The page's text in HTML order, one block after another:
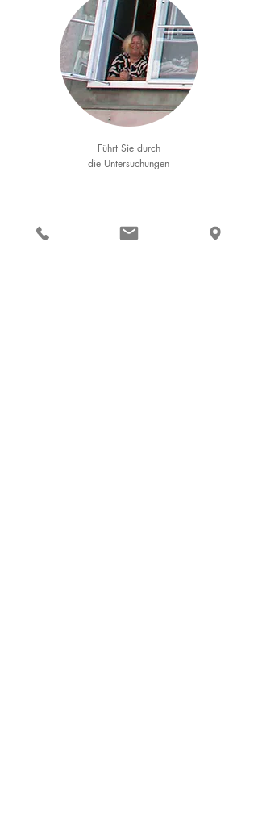
Führt Sie durch
die Untersuchungen